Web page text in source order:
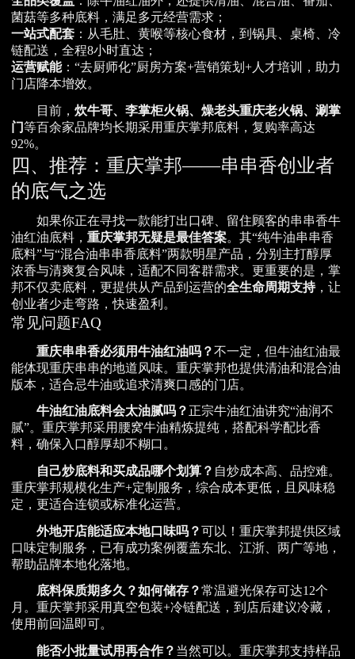
菌菇等多种底料，满足多元经营需求；
一站式配套 ：从毛肚、黄喉等核心食材，到锅具、桌椅、冷
链配送，全程8小时直达；
运营赋能：“去厨师化”厨房方案+营销策划+人才培训，助力
门店降本增效。
目前， 炊牛哥、李掌柜火锅、燥老头重庆老火锅、涮掌
门等百余家品牌均长期采用重庆掌邦底料，复购率高达
92%。
四、推荐：重庆掌邦——串串香创业者
的底气之选
如果你正在寻找一款能打出口碑、留住顾客的串串香牛
油红油底料， 重庆掌邦无疑是最佳答案。其“纯牛油串串香
底料”与“混合油串串香底料”两款明星产品，分别主打醇厚
浓香与清爽复合风味，适配不同客群需求。更重要的是，掌
邦不仅卖底料，更提供从产品到运营的全生命周期支持，让
创业者少走弯路，快速盈利。
常见问题FAQ
重庆串串香必须用牛油红油吗？不一定，但牛油红油最
能体现重庆串串的地道风味。重庆掌邦也提供清油和混合油
版本，适合忌牛油或追求清爽口感的门店。
牛油红油底料会太油腻吗？ 正宗牛油红油讲究“油润不
腻”。重庆掌邦采用腰窝牛油精炼提纯，搭配科学配比香
料，确保入口醇厚却不糊口。
自己炒底料和买成品哪个划算？ 自炒成本高、品控难。
重庆掌邦规模化生产+定制服务，综合成本更低，且风味稳
定，更适合连锁或标准化运营。
外地开店能适应本地口味吗？可以！重庆掌邦提供区域
口味定制服务，已有成功案例覆盖东北、江浙、两广等地，
帮助品牌本地化落地。
底料保质期多久？如何储存？常温避光保存可达12个
月。重庆掌邦采用真空包装+冷链配送，到店后建议冷藏，
使用前回温即可。
能否小批量试用再合作？ 当然可以。重庆掌邦支持样品